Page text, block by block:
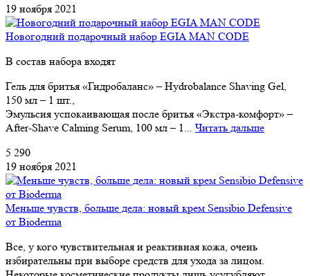
19 ноября 2021
Новогодний подарочный набор EGIA MAN CODE
В состав набора входят
Гель для бритья «Гидрoбаланс» – Hydrobalance Shaving Gel,
150 мл – 1 шт.,
Эмульсия успокаивающая после бритья «Экстра-комфорт» –
After-Shave Calming Serum, 100 мл – 1... Читать дальше
5 290
19 ноября 2021
Меньше чувств, больше дела: новый крем Sensibio Defensive
от Bioderma
Все, у кого чувствительная и реактивная кожа, очень
избирательны при выборе средств для ухода за лицом.